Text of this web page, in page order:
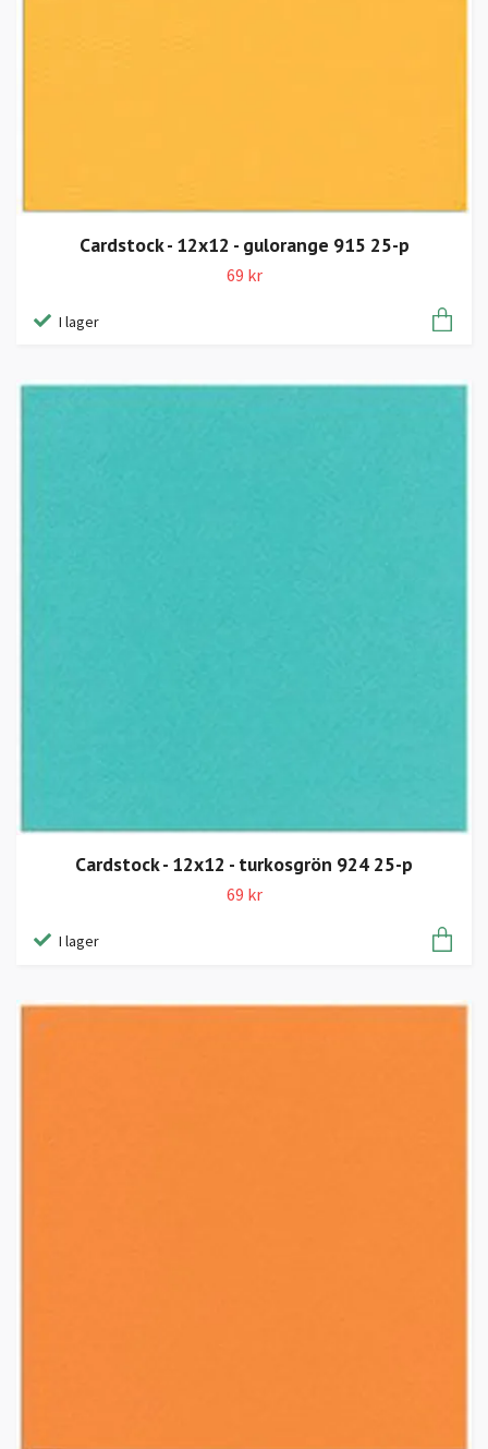
Cardstock - 12x12 - gulorange 915 25-p
69 kr
I lager
Cardstock - 12x12 - turkosgrön 924 25-p
69 kr
I lager